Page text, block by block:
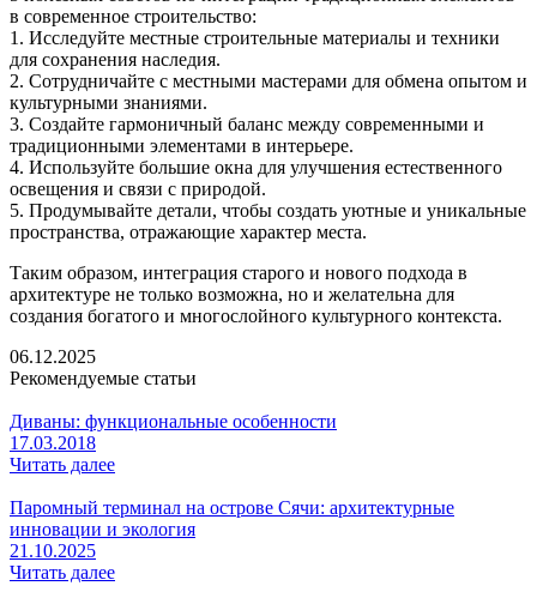
в современное строительство:
1. Исследуйте местные строительные материалы и техники
для сохранения наследия.
2. Сотрудничайте с местными мастерами для обмена опытом и
культурными знаниями.
3. Создайте гармоничный баланс между современными и
традиционными элементами в интерьере.
4. Используйте большие окна для улучшения естественного
освещения и связи с природой.
5. Продумывайте детали, чтобы создать уютные и уникальные
пространства, отражающие характер места.
Таким образом, интеграция старого и нового подхода в
архитектуре не только возможна, но и желательна для
создания богатого и многослойного культурного контекста.
06.12.2025
Рекомендуемые статьи
Диваны: функциональные особенности
17.03.2018
Читать далее
Паромный терминал на острове Сячи: архитектурные
инновации и экология
21.10.2025
Читать далее